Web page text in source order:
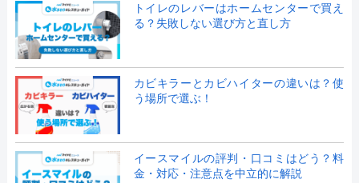
トイレのレバーはホームセンターで買え
る？失敗しない選び方と直し方
カビキラーとカビハイターの違いは？使
う場所で選ぶ！
イースマイルの評判・口コミはどう？料
金・対応・注意点を中立的に解説